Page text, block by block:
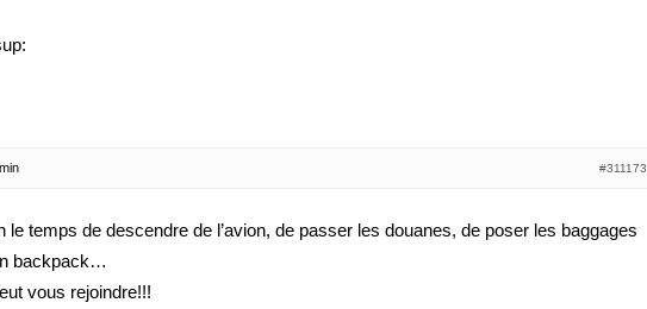
#311173
le temps de descendre de l’avion, de passer les douanes, de poser les baggages
backpack…
vous rejoindre!!!